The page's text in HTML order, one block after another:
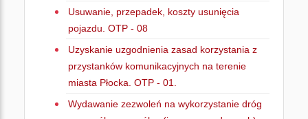
Usuwanie, przepadek, koszty usunięcia
pojazdu. OTP - 08
Uzyskanie uzgodnienia zasad korzystania z
przystanków komunikacyjnych na terenie
miasta Płocka. OTP - 01.
Wydawanie zezwoleń na wykorzystanie dróg